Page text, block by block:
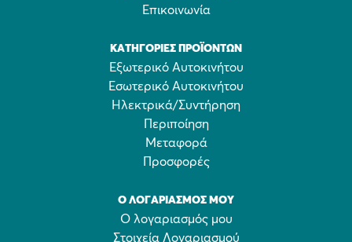
Επικοινωνία
ΚΑΤΗΓΟΡΊΕΣ ΠΡΟΪΌΝΤΩΝ
Εξωτερικό Αυτοκινήτου
Εσωτερικό Αυτοκινήτου
Ηλεκτρικά/Συντήρηση
Περιποίηση
Μεταφορά
Προσφορές
Ο ΛΟΓΑΡΙΑΣΜΌΣ ΜΟΥ
Ο λογαριασμός μου
Στοιχεία Λογαριασμού